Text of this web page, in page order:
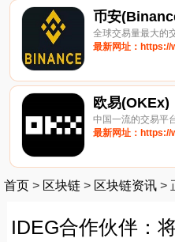
币安
全球交易量最大的
最新网址：
欧易(OKEx)
中国一流的交易平
最新网址：https://
首页 > 区块链 > 区块链资讯 >
IDEG合作伙伴：